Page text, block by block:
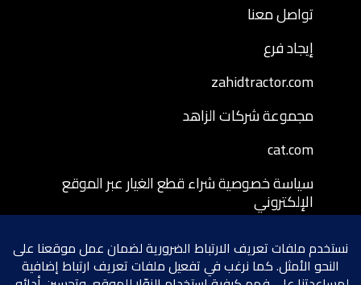
تواصل معنا
إيجاد فرع
zahidtractor.com
مجموعة شركات الزاهد
cat.com
سياسة خصوصية شراء قطع الغيار عبر الموقع
الإلكتروني
الإلكتروني